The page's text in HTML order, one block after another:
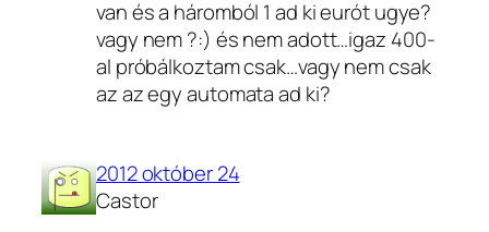
van és a háromból 1 ad ki eurót ugye?
vagy nem ?:) és nem adott…igaz 400-
al próbálkoztam csak…vagy nem csak
az az egy automata ad ki?
2012 október 24
Castor